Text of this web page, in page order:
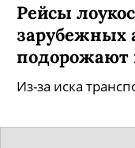
Рейсы
зарубежных
подорожают
Из-за иска